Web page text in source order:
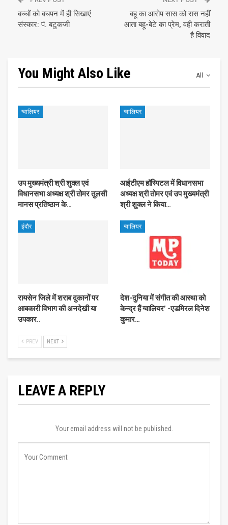
बच्चों को बचपन में ही सिखाएं
संस्कार: पं. बटुकजी
बहू का आरोप सास को रास नहीं
आता बहू-बेटे का प्रेम, वही कराती
है विवाद
All
You Might Also Like
ग्वालियर
उप मुख्यमंत्री श्री शुक्ल एवं
विधानसभा अध्यक्ष श्री तोमर तुलसी
मानस प्रतिष्ठान के…
ग्वालियर
आईटीएम हॉस्पिटल में विधानसभा
अध्यक्ष श्री तोमर एवं उप मुख्यमंत्री
श्री शुक्ल ने किया…
इंदौर
रायसेन जिले में शराब दुकानों पर
आबकारी विभाग की अनदेखी या
उपकार..
ग्वालियर
देश-दुनिया में संगीत की आस्‍था को
केन्‍द्र हैं ग्‍वालियर’ -एडमिरल दिनेश
कुमार…
PREV NEXT
LEAVE A REPLY
Your email address will not be published.